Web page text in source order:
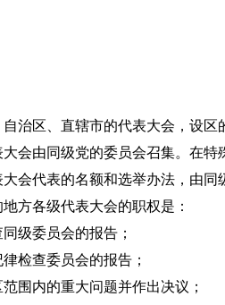
治区、直辖市的代表大会，设区
由同级党的委员会召集。在特
代表的名额和选举办法，由同
各级代表大会的职权是：
委员会的报告；
查委员会的报告；
内的重大问题并作出决议；